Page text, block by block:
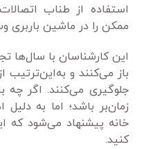
استفاده از طناب
ممکن را در ماشین باربری
این کارشناسان با سال‌ها
باز می‌کنند و
جلوگیری می‌کنند. اگر چه
زمان‌بر باشد؛ اما به
خانه پیشنهاد می‌شود که
کنید.